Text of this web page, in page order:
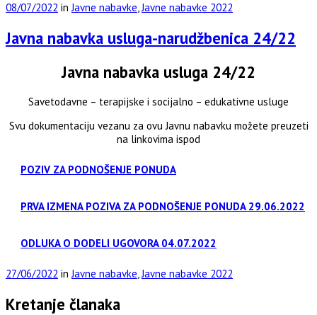
08/07/2022 inJavne nabavke,Javne nabavke 2022
Javna nabavka usluga-narudžbenica 24/22
Javna nabavka usluga 24/22
Savetodavne – terapijske i socijalno – edukativne usluge
Svu dokumentaciju vezanu za ovu Javnu nabavku možete preuzeti
na linkovima ispod
POZIV ZA PODNOŠENJE PONUDA
PRVA IZMENA POZIVA ZA PODNOŠENJE PONUDA 29.06.2022
ODLUKA O DODELI UGOVORA 04.07.2022
27/06/2022 inJavne nabavke,Javne nabavke 2022
Kretanje članaka